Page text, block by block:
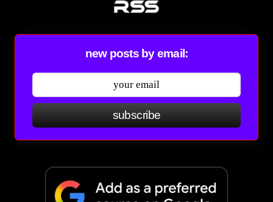
new posts by email:
subscribe